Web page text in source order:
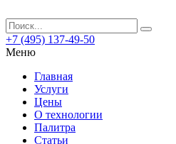
+7 (495) 137-49-50
Меню
Главная
Услуги
Цены
О технологии
Палитра
Статьи